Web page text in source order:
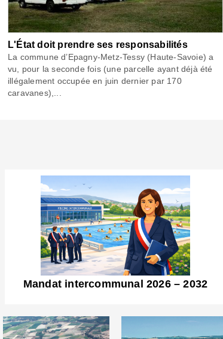
L'État doit prendre ses responsabilités
La commune d’Epagny-Metz-Tessy (Haute-Savoie) a
vu, pour la seconde fois (une parcelle ayant déjà été
illégalement occupée en juin dernier par 170
caravanes),...
Mandat intercommunal 2026 – 2032